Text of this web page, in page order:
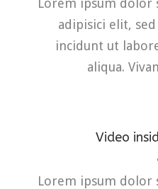
Lorem ipsum dolor
adipisici elit,
incidunt ut
aliqua.
Video
Lorem ipsum dolor